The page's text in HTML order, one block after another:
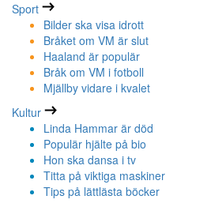
Sport
Bilder ska visa idrott
Bråket om VM är slut
Haaland är populär
Bråk om VM i fotboll
Mjällby vidare i kvalet
Kultur
Linda Hammar är död
Populär hjälte på bio
Hon ska dansa i tv
Titta på viktiga maskiner
Tips på lättlästa böcker